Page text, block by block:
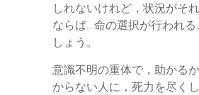
しれないけれど，状況がそ
ならば…命の選択が行われ
しょう。
意識不明の重体で，助かる
からない人に，死力を尽く